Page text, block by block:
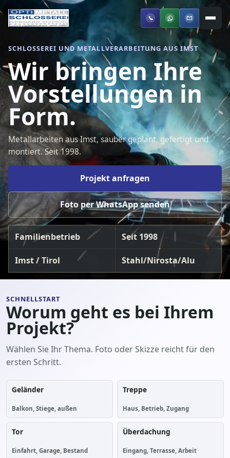
SCHLOSSEREI UND METALLVERARBEITUNG AUS IMST
Wir bringen Ihre
Vorstellungen in
Form.
Metallarbeiten aus Imst, sauber geplant, gefertigt und
montiert. Seit 1998.
Projekt anfragen
Foto per WhatsApp senden
Familienbetrieb Seit 1998
Imst / Tirol Stahl/Nirosta/Alu
SCHNELLSTART
Worum geht es bei Ihrem
Projekt?
Wählen Sie Ihr Thema. Foto oder Skizze reicht für den
ersten Schritt.
Geländer
Balkon, Stiege, außen
Treppe
Haus, Betrieb, Zugang
Tor
Einfahrt, Garage, Bestand
Überdachung
Eingang, Terrasse, Arbeit